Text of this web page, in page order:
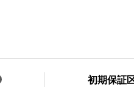
初期保証